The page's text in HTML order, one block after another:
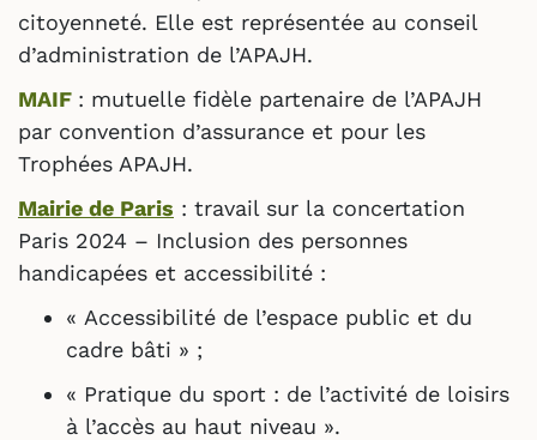
citoyenneté. Elle est représentée au conseil
d’administration de l’APAJH.
MAIF : mutuelle fidèle partenaire de l’APAJH
par convention d’assurance et pour les
Trophées APAJH.
Mairie de Paris : travail sur la concertation
Paris 2024 – Inclusion des personnes
handicapées et accessibilité :
« Accessibilité de l’espace public et du
cadre bâti » ;
« Pratique du sport : de l’activité de loisirs
à l’accès au haut niveau ».